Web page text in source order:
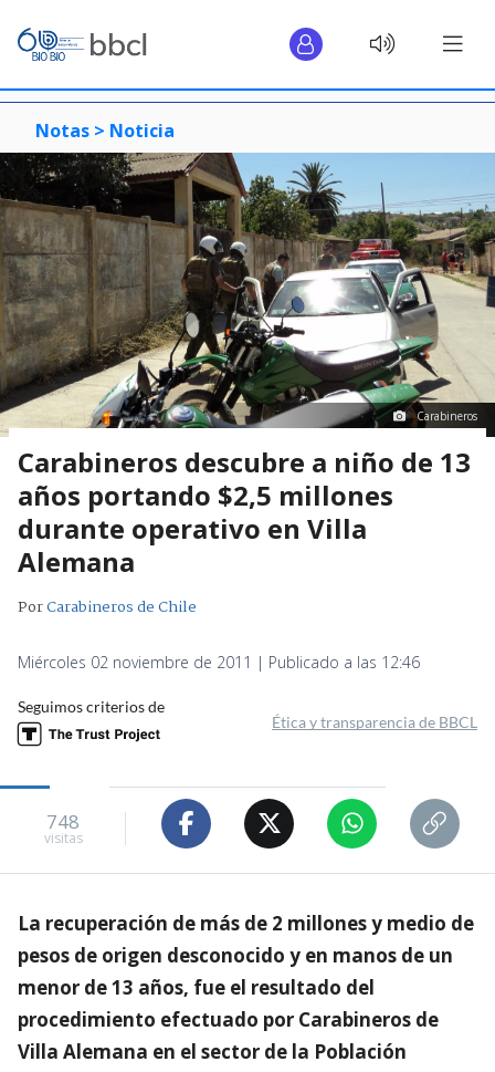
Notas > Noticia
Carabineros
Carabineros descubre a niño de 13
años portando $2,5 millones
durante operativo en Villa
Alemana
PorCarabineros de Chile
Miércoles 02 noviembre de 2011 | Publicado a las 12:46
Seguimos criterios de
Ética y transparencia de BBCL
748
visitas
La recuperación de más de 2 millones y medio de
pesos de origen desconocido y en manos de un
menor de 13 años, fue el resultado del
procedimiento efectuado por Carabineros de
Villa Alemana en el sector de la Población